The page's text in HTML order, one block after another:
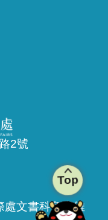
2號
處文書科負責維
Top